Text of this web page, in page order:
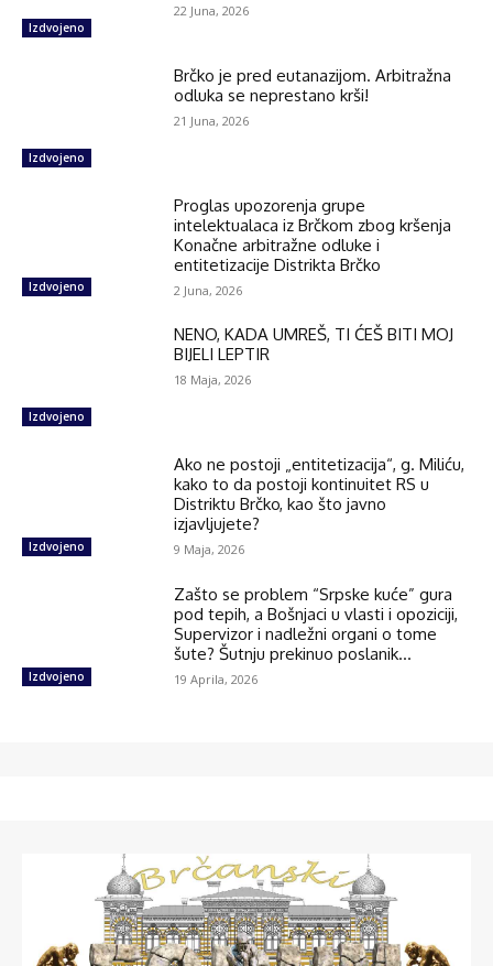
Izdvojeno
22 Juna, 2026
Izdvojeno
Brčko je pred eutanazijom. Arbitražna
odluka se neprestano krši!
21 Juna, 2026
Izdvojeno
Proglas upozorenja grupe
intelektualaca iz Brčkom zbog kršenja
Konačne arbitražne odluke i
entitetizacije Distrikta Brčko
2 Juna, 2026
Izdvojeno
NENO, KADA UMREŠ, TI ĆEŠ BITI MOJ
BIJELI LEPTIR
18 Maja, 2026
Izdvojeno
Ako ne postoji „entitetizacija“, g. Miliću,
kako to da postoji kontinuitet RS u
Distriktu Brčko, kao što javno
izjavljujete?
9 Maja, 2026
Izdvojeno
Zašto se problem “Srpske kuće” gura
pod tepih, a Bošnjaci u vlasti i opoziciji,
Supervizor i nadležni organi o tome
šute? Šutnju prekinuo poslanik...
19 Aprila, 2026